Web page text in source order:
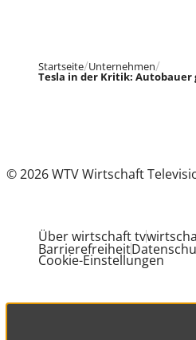
Startseite Unternehmen
Tesla in der Kritik: Autobauer
© 2026 WTV Wirtschaft
Über wirtschaft tv
Barrierefreiheit
Cookie-Einstellungen